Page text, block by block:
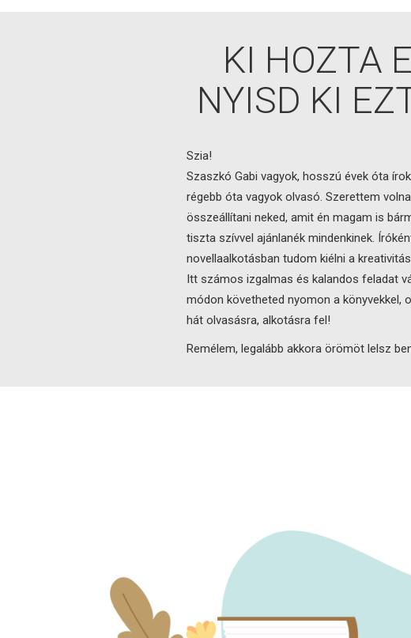
KI HOZTA
NYISD KI
Szia!
Szaszkó Gabi vagyok, hosszú évek óta
régebb óta vagyok olvasó. Szerettem
összeállítani neked, amit én magam is
tiszta szívvel ajánlanék mindenkinek.
novellaalkotásban tudom kiélni a
Itt számos izgalmas és kalandos feladat
módon követheted nyomon a könyvekkel,
hát olvasásra, alkotásra fel!
Remélem, legalább akkora örömöt lelsz